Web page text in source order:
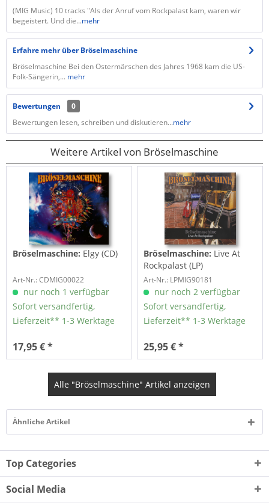
(MIG Music) 10 tracks "Als der Anruf vom Rockpalast kam, waren wir
begeistert. Und die...mehr
Erfahre mehr über Bröselmaschine
Bröselmaschine Bei den Ostermärschen des Jahres 1968 kam die US-
Folk-Sängerin,... mehr
Bewertungen
0
Bewertungen lesen, schreiben und diskutieren...mehr
Weitere Artikel von Bröselmaschine
Bröselmaschine: Elgy (CD)
Art-Nr.: CDMIG00022
nur noch 1 verfügbar
Sofort versandfertig,
Lieferzeit** 1-3 Werktage
17,95 € *
Bröselmaschine: Live At
Rockpalast (LP)
Art-Nr.: LPMIG90181
nur noch 2 verfügbar
Sofort versandfertig,
Lieferzeit** 1-3 Werktage
25,95 € *
Alle "Bröselmaschine" Artikel anzeigen
Ähnliche Artikel
Top Categories
Social Media